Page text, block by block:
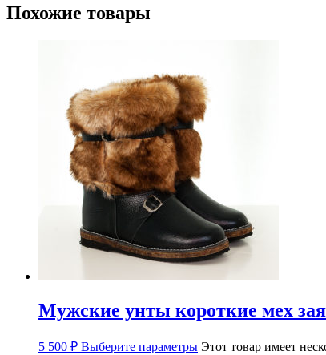
Похожие товары
Мужские унты короткие мех
5 500 ₽ Выберите параметры Этот товар имеет